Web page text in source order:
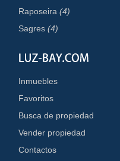
Raposeira(4)
Sagres(4)
Inmuebles
Favoritos
Busca de propiedad
Vender propiedad
Contactos